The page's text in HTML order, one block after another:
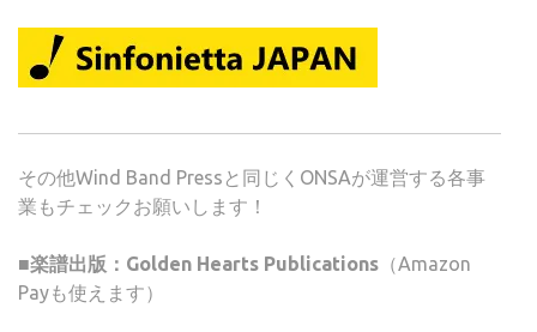
その他Wind Band Pressと同じくONSAが運営する各事
業もチェックお願いします！
■楽譜出版：Golden Hearts Publications （Amazon
Payも使えます）